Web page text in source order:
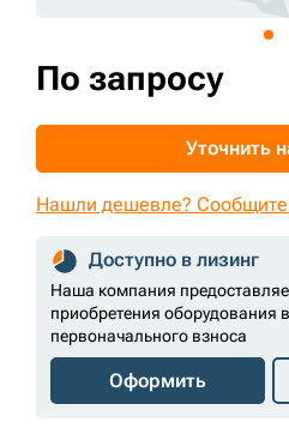
По запросу
Уточнить
Нашли дешевле?
Доступно в лизинг
Наша компания
приобретения оборудования
первоначального взноса
Оформить